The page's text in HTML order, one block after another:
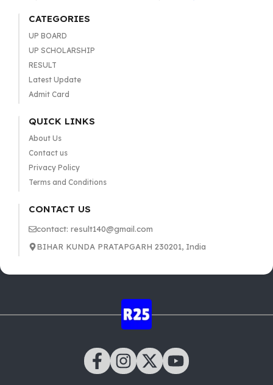
CATEGORIES
UP BOARD
UP SCHOLARSHIP
RESULT
Latest Update
Admit Card
QUICK LINKS
About Us
Contact us
Privacy Policy
Terms and Conditions
CONTACT US
contact: result140@gmail.com
BIHAR KUNDA PRATAPGARH 230201, India